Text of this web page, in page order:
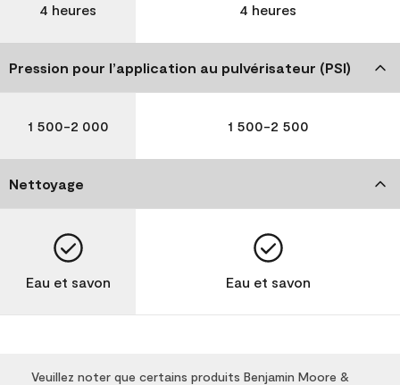
4 heures 4 heures
Pression pour l’application au pulvérisateur (PSI)
1 500-2 000 1 500-2 500
Nettoyage
Eau et savon Eau et savon
Veuillez noter que certains produits Benjamin Moore &